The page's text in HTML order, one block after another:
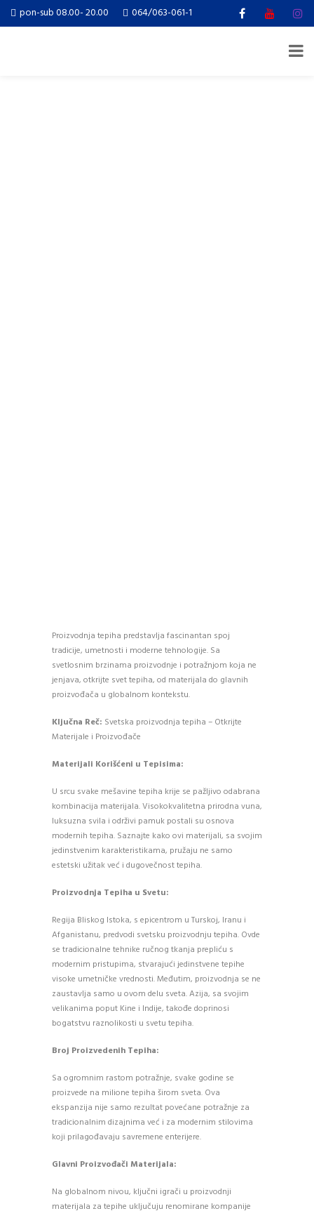
pon-sub 08.00- 20.00 064/063-061-1
Proizvodnja tepiha predstavlja fascinantan spoj
tradicije, umetnosti i moderne tehnologije. Sa
svetlosnim brzinama proizvodnje i potražnjom koja ne
jenjava, otkrijte svet tepiha, od materijala do glavnih
proizvođača u globalnom kontekstu.
Ključna Reč: Svetska proizvodnja tepiha – Otkrijte
Materijale i Proizvođače
Materijali Korišćeni u Tepisima:
U srcu svake mešavine tepiha krije se pažljivo odabrana
kombinacija materijala. Visokokvalitetna prirodna vuna,
luksuzna svila i održivi pamuk postali su osnova
modernih tepiha. Saznajte kako ovi materijali, sa svojim
jedinstvenim karakteristikama, pružaju ne samo
estetski užitak već i dugovečnost tepiha.
Proizvodnja Tepiha u Svetu:
Regija Bliskog Istoka, s epicentrom u Turskoj, Iranu i
Afganistanu, predvodi svetsku proizvodnju tepiha. Ovde
se tradicionalne tehnike ručnog tkanja prepliću s
modernim pristupima, stvarajući jedinstvene tepihe
visoke umetničke vrednosti. Međutim, proizvodnja se ne
zaustavlja samo u ovom delu sveta. Azija, sa svojim
velikanima poput Kine i Indije, takođe doprinosi
bogatstvu raznolikosti u svetu tepiha.
Broj Proizvedenih Tepiha:
Sa ogromnim rastom potražnje, svake godine se
proizvede na milione tepiha širom sveta. Ova
ekspanzija nije samo rezultat povećane potražnje za
tradicionalnim dizajnima već i za modernim stilovima
koji prilagođavaju savremene enterijere.
Glavni Proizvođači Materijala:
Na globalnom nivou, ključni igrači u proizvodnji
materijala za tepihe uključuju renomirane kompanije